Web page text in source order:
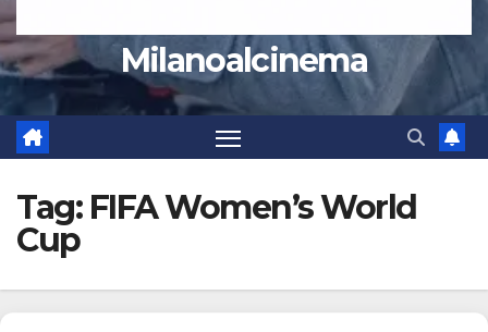
Milanoalcinema
Tag: FIFA Women’s World
Cup